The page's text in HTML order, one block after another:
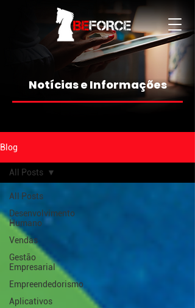
Notícias e Informações
Blog
All Posts
Desenvolvimento
Humano
Vendas
Gestão
Empresarial
Empreendedorismo
Aplicativos
All Posts